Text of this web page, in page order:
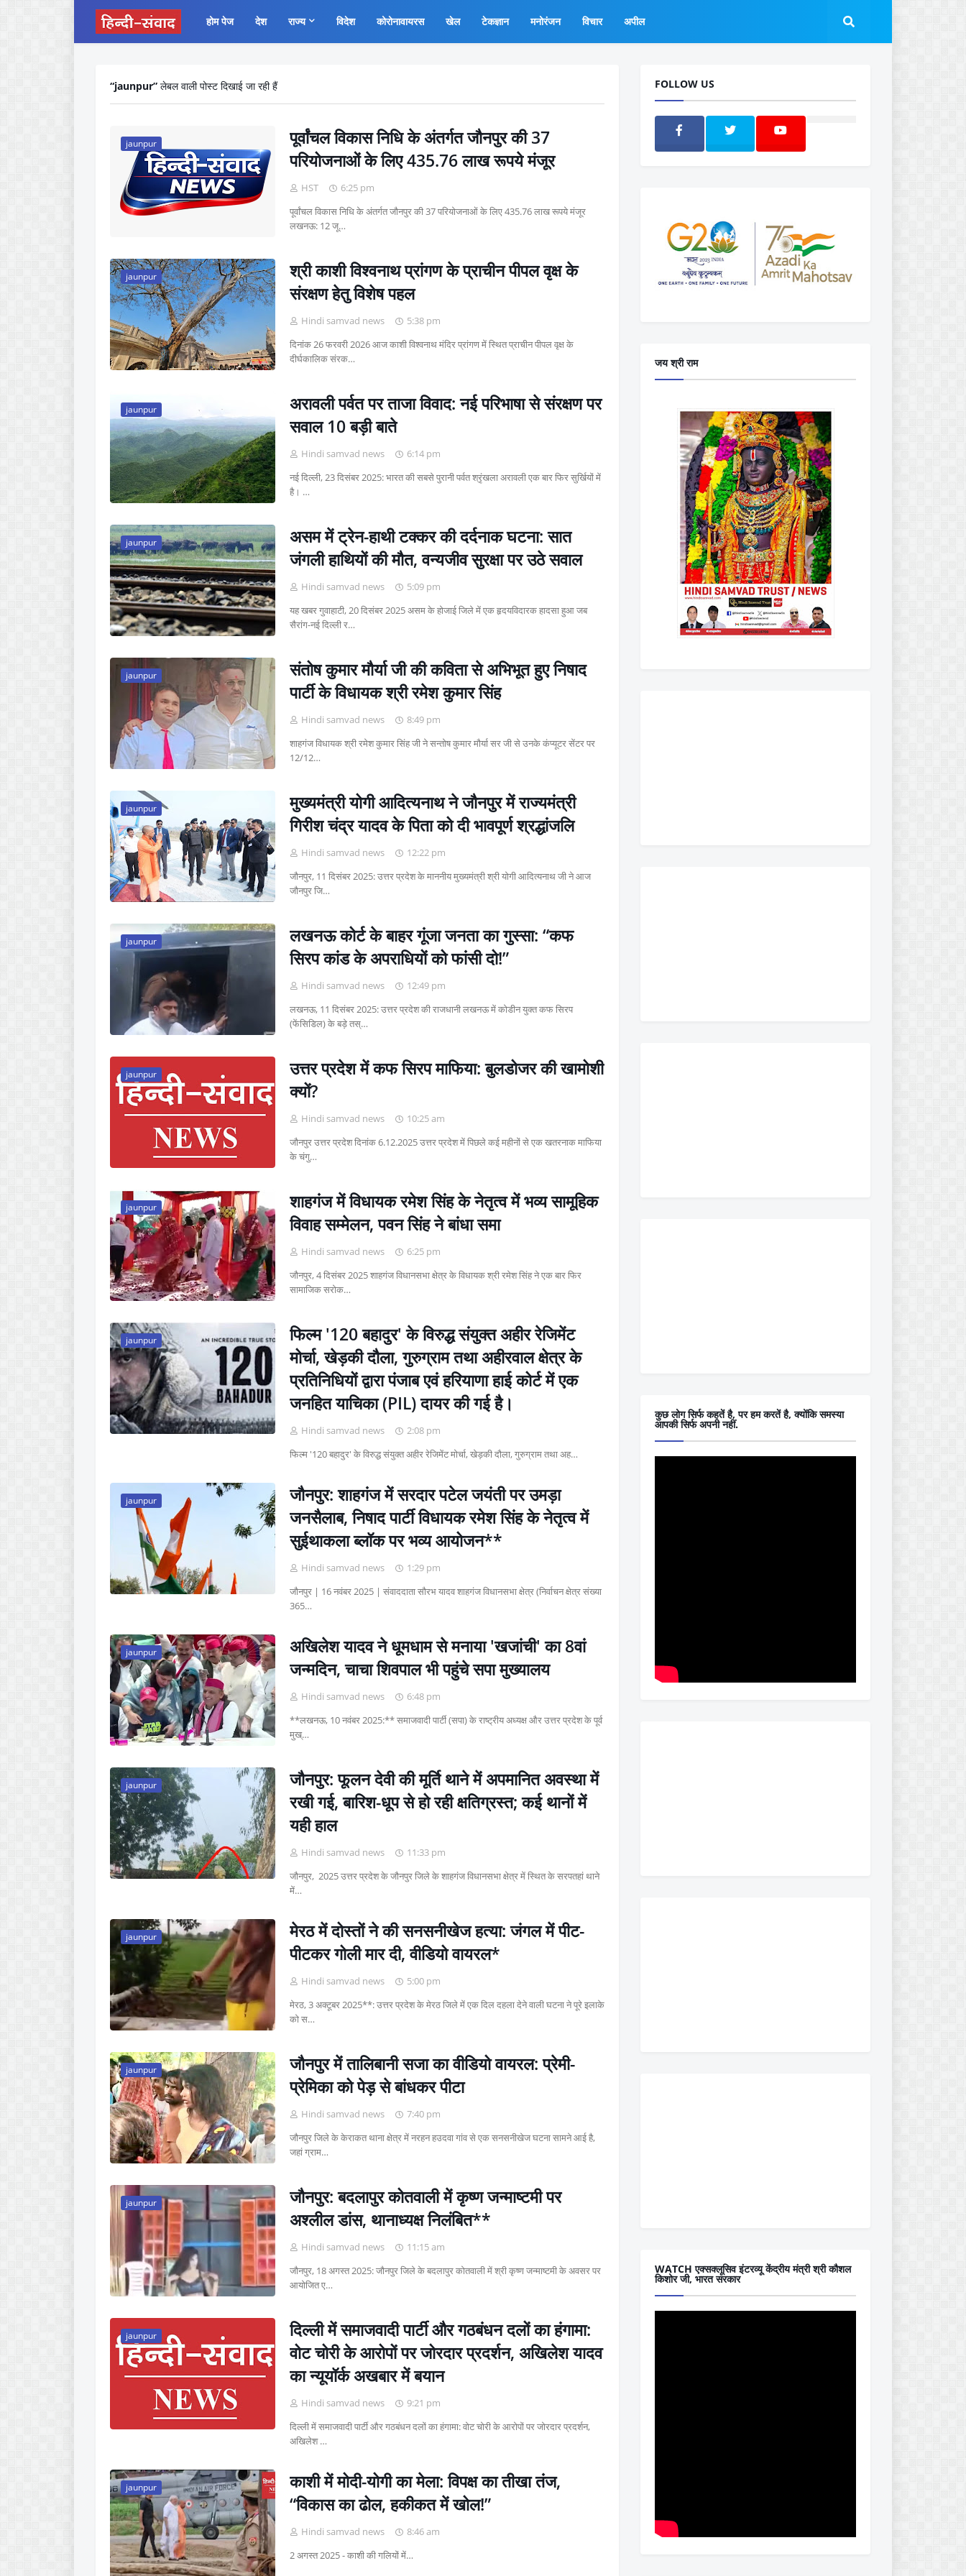
होम पेज देश राज्य विदेश कोरोनावायरस खेल टेकज्ञान मनोरंजन विचार अपील
jaunpur लेबल वाली पोस्ट दिखाई जा रही हैं
jaunpur
पूर्वांचल विकास निधि के अंतर्गत जौनपुर की 37
परियोजनाओं के लिए 435.76 लाख रूपये मंजूर
HST
6:25 pm
पूर्वांचल विकास निधि के अंतर्गत जौनपुर की 37 परियोजनाओं के लिए 435.76 लाख रूपये मंजूर
लखनऊ: 12 जू…
jaunpur
श्री काशी विश्वनाथ प्रांगण के प्राचीन पीपल वृक्ष के
संरक्षण हेतु विशेष पहल
Hindi samvad news
5:38 pm
दिनांक 26 फरवरी 2026 आज काशी विश्वनाथ मंदिर प्रांगण में स्थित प्राचीन पीपल वृक्ष के
दीर्घकालिक संरक…
jaunpur
अरावली पर्वत पर ताजा विवाद: नई परिभाषा से संरक्षण पर
सवाल 10 बड़ी बाते
Hindi samvad news
6:14 pm
नई दिल्ली, 23 दिसंबर 2025: भारत की सबसे पुरानी पर्वत श्रृंखला अरावली एक बार फिर सुर्खियों में
है। …
jaunpur
असम में ट्रेन-हाथी टक्कर की दर्दनाक घटना: सात
जंगली हाथियों की मौत, वन्यजीव सुरक्षा पर उठे सवाल
Hindi samvad news
5:09 pm
यह खबर गुवाहाटी, 20 दिसंबर 2025 असम के होजाई जिले में एक हृदयविदारक हादसा हुआ जब
सैरांग-नई दिल्ली र…
jaunpur
संतोष कुमार मौर्या जी की कविता से अभिभूत हुए निषाद
पार्टी के विधायक श्री रमेश कुमार सिंह
Hindi samvad news
8:49 pm
शाहगंज विधायक श्री रमेश कुमार सिंह जी ने सन्तोष कुमार मौर्या सर जी से उनके कंप्यूटर सेंटर पर
12/12…
jaunpur
मुख्यमंत्री योगी आदित्यनाथ ने जौनपुर में राज्यमंत्री
गिरीश चंद्र यादव के पिता को दी भावपूर्ण श्रद्धांजलि
Hindi samvad news
12:22 pm
जौनपुर, 11 दिसंबर 2025: उत्तर प्रदेश के माननीय मुख्यमंत्री श्री योगी आदित्यनाथ जी ने आज
जौनपुर जि…
jaunpur
लखनऊ कोर्ट के बाहर गूंजा जनता का गुस्सा: “कफ
सिरप कांड के अपराधियों को फांसी दो!”
Hindi samvad news
12:49 pm
लखनऊ, 11 दिसंबर 2025: उत्तर प्रदेश की राजधानी लखनऊ में कोडीन युक्त कफ सिरप
(फेंसिडिल) के बड़े तस्…
jaunpur
उत्तर प्रदेश में कफ सिरप माफिया: बुलडोजर की खामोशी
क्यों?
Hindi samvad news
10:25 am
जौनपुर उत्तर प्रदेश दिनांक 6.12.2025 उत्तर प्रदेश में पिछले कई महीनों से एक खतरनाक माफिया
के चंगु…
jaunpur
शाहगंज में विधायक रमेश सिंह के नेतृत्व में भव्य सामूहिक
विवाह सम्मेलन, पवन सिंह ने बांधा समा
Hindi samvad news
6:25 pm
जौनपुर, 4 दिसंबर 2025 शाहगंज विधानसभा क्षेत्र के विधायक श्री रमेश सिंह ने एक बार फिर
सामाजिक सरोक…
jaunpur
फिल्म '120 बहादुर' के विरुद्ध संयुक्त अहीर रेजिमेंट
मोर्चा, खेड़की दौला, गुरुग्राम तथा अहीरवाल क्षेत्र के
प्रतिनिधियों द्वारा पंजाब एवं हरियाणा हाई कोर्ट में एक
जनहित याचिका (PIL) दायर की गई है।
Hindi samvad news
2:08 pm
फिल्म '120 बहादुर' के विरुद्ध संयुक्त अहीर रेजिमेंट मोर्चा, खेड़की दौला, गुरुग्राम तथा अह…
jaunpur
जौनपुर: शाहगंज में सरदार पटेल जयंती पर उमड़ा
जनसैलाब, निषाद पार्टी विधायक रमेश सिंह के नेतृत्व में
सुईथाकला ब्लॉक पर भव्य आयोजन**
Hindi samvad news
1:29 pm
जौनपुर | 16 नवंबर 2025 | संवाददाता सौरभ यादव शाहगंज विधानसभा क्षेत्र (निर्वाचन क्षेत्र संख्या
365…
jaunpur
अखिलेश यादव ने धूमधाम से मनाया 'खजांची' का 8वां
जन्मदिन, चाचा शिवपाल भी पहुंचे सपा मुख्यालय
Hindi samvad news
6:48 pm
**लखनऊ, 10 नवंबर 2025:** समाजवादी पार्टी (सपा) के राष्ट्रीय अध्यक्ष और उत्तर प्रदेश के पूर्व
मुख्…
jaunpur
जौनपुर: फूलन देवी की मूर्ति थाने में अपमानित अवस्था में
रखी गई, बारिश-धूप से हो रही क्षतिग्रस्त; कई थानों में
यही हाल
Hindi samvad news
11:33 pm
जौनपुर, 2025 उत्तर प्रदेश के जौनपुर जिले के शाहगंज विधानसभा क्षेत्र में स्थित के सरपतहां थाने
में…
jaunpur
मेरठ में दोस्तों ने की सनसनीखेज हत्या: जंगल में पीट-
पीटकर गोली मार दी, वीडियो वायरल*
Hindi samvad news
5:00 pm
मेरठ, 3 अक्टूबर 2025**: उत्तर प्रदेश के मेरठ जिले में एक दिल दहला देने वाली घटना ने पूरे इलाके
को स…
jaunpur
जौनपुर में तालिबानी सजा का वीडियो वायरल: प्रेमी-
प्रेमिका को पेड़ से बांधकर पीटा
Hindi samvad news
7:40 pm
जौनपुर जिले के केराकत थाना क्षेत्र में नरहन हउदवा गांव से एक सनसनीखेज घटना सामने आई है,
जहां ग्राम…
jaunpur
जौनपुर: बदलापुर कोतवाली में कृष्ण जन्माष्टमी पर
अश्लील डांस, थानाध्यक्ष निलंबित**
Hindi samvad news
11:15 am
जौनपुर, 18 अगस्त 2025: जौनपुर जिले के बदलापुर कोतवाली में श्री कृष्ण जन्माष्टमी के अवसर पर
आयोजित ए…
jaunpur
दिल्ली में समाजवादी पार्टी और गठबंधन दलों का हंगामा:
वोट चोरी के आरोपों पर जोरदार प्रदर्शन, अखिलेश यादव
का न्यूयॉर्क अखबार में बयान
Hindi samvad news
9:21 pm
दिल्ली में समाजवादी पार्टी और गठबंधन दलों का हंगामा: वोट चोरी के आरोपों पर जोरदार प्रदर्शन,
अखिलेश …
jaunpur
काशी में मोदी-योगी का मेला: विपक्ष का तीखा तंज,
“विकास का ढोल, हकीकत में खोल!”
Hindi samvad news
8:46 am
2 अगस्त 2025 - काशी की गलियों में…
FOLLOW US
जय श्री राम
कुछ लोग सिर्फ कहतें है, पर हम करतें है, क्योंकि समस्या
आपकी सिर्फ अपनी नहीं.
WATCH एक्सक्लूसिव इंटरव्यू केंद्रीय मंत्री श्री कौशल
किशोर जी, भारत सरकार